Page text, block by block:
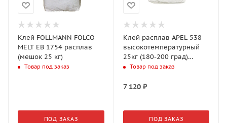
Клей FOLLMANN FOLCO
MELT EB 1754 расплав
(мешок 25 кг)
Товар под заказ
ПОД ЗАКАЗ
Клей расплав APEL 538
высокотемпературный
25кг (180-200 град)
мешки
Товар под заказ
7 120₽
ПОД ЗАКАЗ